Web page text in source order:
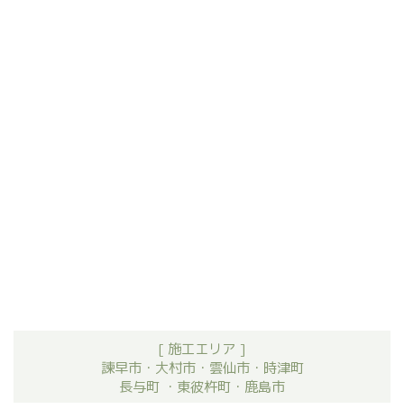
[ 施工エリア ]
諫早市・大村市・雲仙市・時津町
長与町 ・東彼杵町・鹿島市